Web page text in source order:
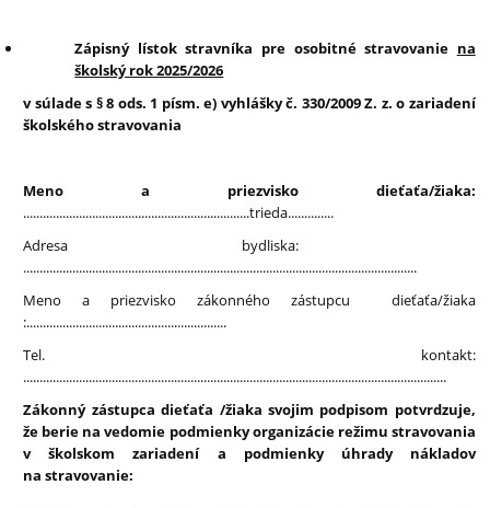
Zápisný lístok stravníka pre osobitné stravovanie na
školský rok 2025/2026
v súlade s § 8 ods. 1 písm. e) vyhlášky č. 330/2009 Z. z. o zariadení
školského stravovania
Meno a priezvisko dieťaťa/žiaka:
.....................................................................trieda..............
Adresa bydliska:
........................................................................................................................
Meno a priezvisko zákonného zástupcu dieťaťa/žiaka
:.............................................................
Tel. kontakt:
.................................................................................................................................
Zákonný zástupca dieťaťa /žiaka svojim podpisom potvrdzuje,
že berie na vedomie podmienky organizácie režimu stravovania
v školskom zariadení a podmienky úhrady nákladov
na stravovanie: